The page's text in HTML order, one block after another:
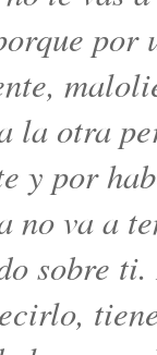
por
la otra
y por
no va a
sobre